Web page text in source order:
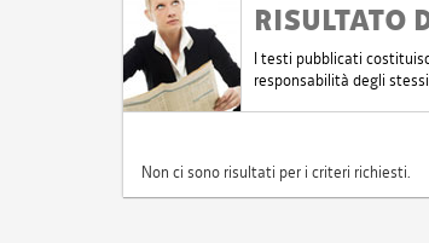
RISULTATO
I testi pubblicati
responsabilità degli
Non ci sono risultati per i criteri richiesti.